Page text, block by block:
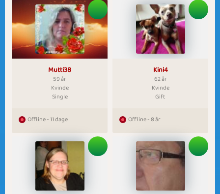
Mutti38
59 år
Kvinde
Single
Offline - 11 dage
Kini4
62 år
Kvinde
Gift
Offline - 8 år